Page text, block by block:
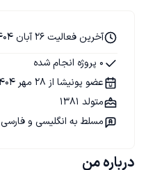
درباره من
آخرین فعالیت 26 آبان 1404
0 پروژه انجام شده
عضو پونیشا از 28 مهر 1404
متولد 1381
مسلط به انگلیسی و فارسی